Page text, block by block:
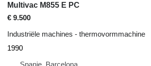
Multivac M855 E PC
€ 9.500
Industriële machines - thermovormmachine
1990
Spanje, Barcelona